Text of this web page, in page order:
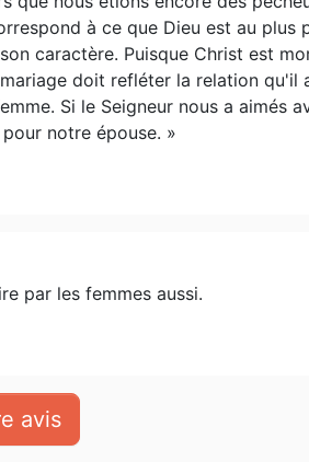
à ce que Dieu est au plus
caractère. Puisque Christ est
doit refléter la relation qu'il
Si le Seigneur nous a aimés
notre épouse. »
par les femmes aussi.
avis